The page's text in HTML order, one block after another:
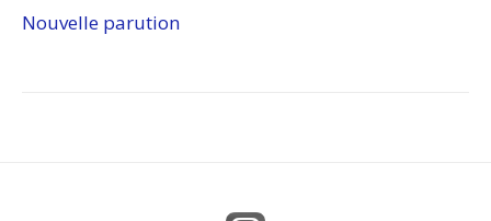
Navigation
Nouvelle parution